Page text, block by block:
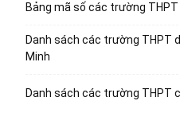
Bảng mã số các trường THPT
Danh sách các trường THPT
Minh
Danh sách các trường THPT